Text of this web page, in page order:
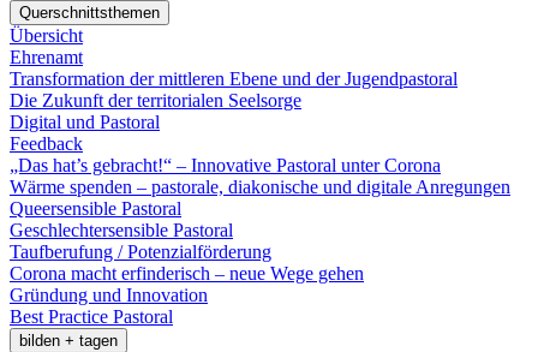
Querschnittsthemen
Übersicht
Ehrenamt
Transformation der mittleren Ebene und der Jugendpastoral
Die Zukunft der territorialen Seelsorge
Digital und Pastoral
Feedback
„Das hat’s gebracht!“ – Innovative Pastoral unter Corona
Wärme spenden – pastorale, diakonische und digitale Anregungen
Queersensible Pastoral
Geschlechtersensible Pastoral
Taufberufung / Potenzialförderung
Corona macht erfinderisch – neue Wege gehen
Gründung und Innovation
Best Practice Pastoral
bilden + tagen